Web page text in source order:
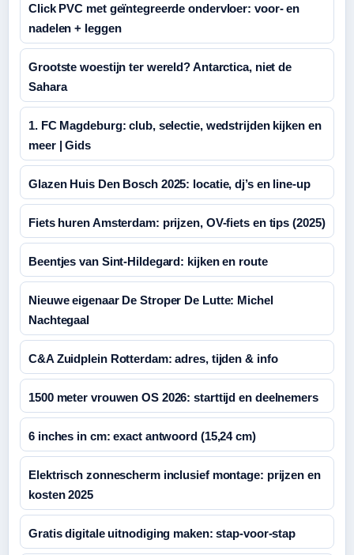
Click PVC met geïntegreerde ondervloer: voor- en
nadelen + leggen
Grootste woestijn ter wereld? Antarctica, niet de
Sahara
1. FC Magdeburg: club, selectie, wedstrijden kijken en
meer | Gids
Glazen Huis Den Bosch 2025: locatie, dj’s en line-up
Fiets huren Amsterdam: prijzen, OV-fiets en tips (2025)
Beentjes van Sint-Hildegard: kijken en route
Nieuwe eigenaar De Stroper De Lutte: Michel
Nachtegaal
C&A Zuidplein Rotterdam: adres, tijden & info
1500 meter vrouwen OS 2026: starttijd en deelnemers
6 inches in cm: exact antwoord (15,24 cm)
Elektrisch zonnescherm inclusief montage: prijzen en
kosten 2025
Gratis digitale uitnodiging maken: stap-voor-stap